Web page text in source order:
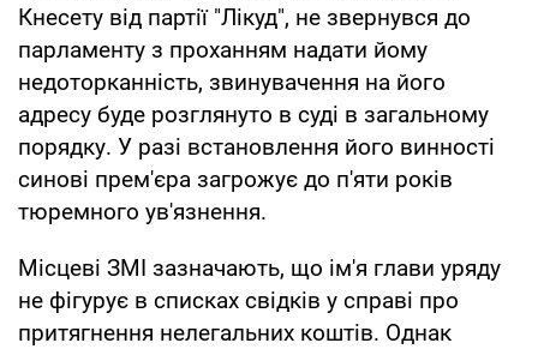
Кнесету від партії "Лікуд", не звернувся до
парламенту з проханням надати йому
недоторканність, звинувачення на його
адресу буде розглянуто в суді в загальному
порядку. У разі встановлення його винності
синові прем'єра загрожує до п'яти років
тюремного ув'язнення.
Місцеві ЗМІ зазначають, що ім'я глави уряду
не фігурує в списках свідків у справі про
притягнення нелегальних коштів. Однак